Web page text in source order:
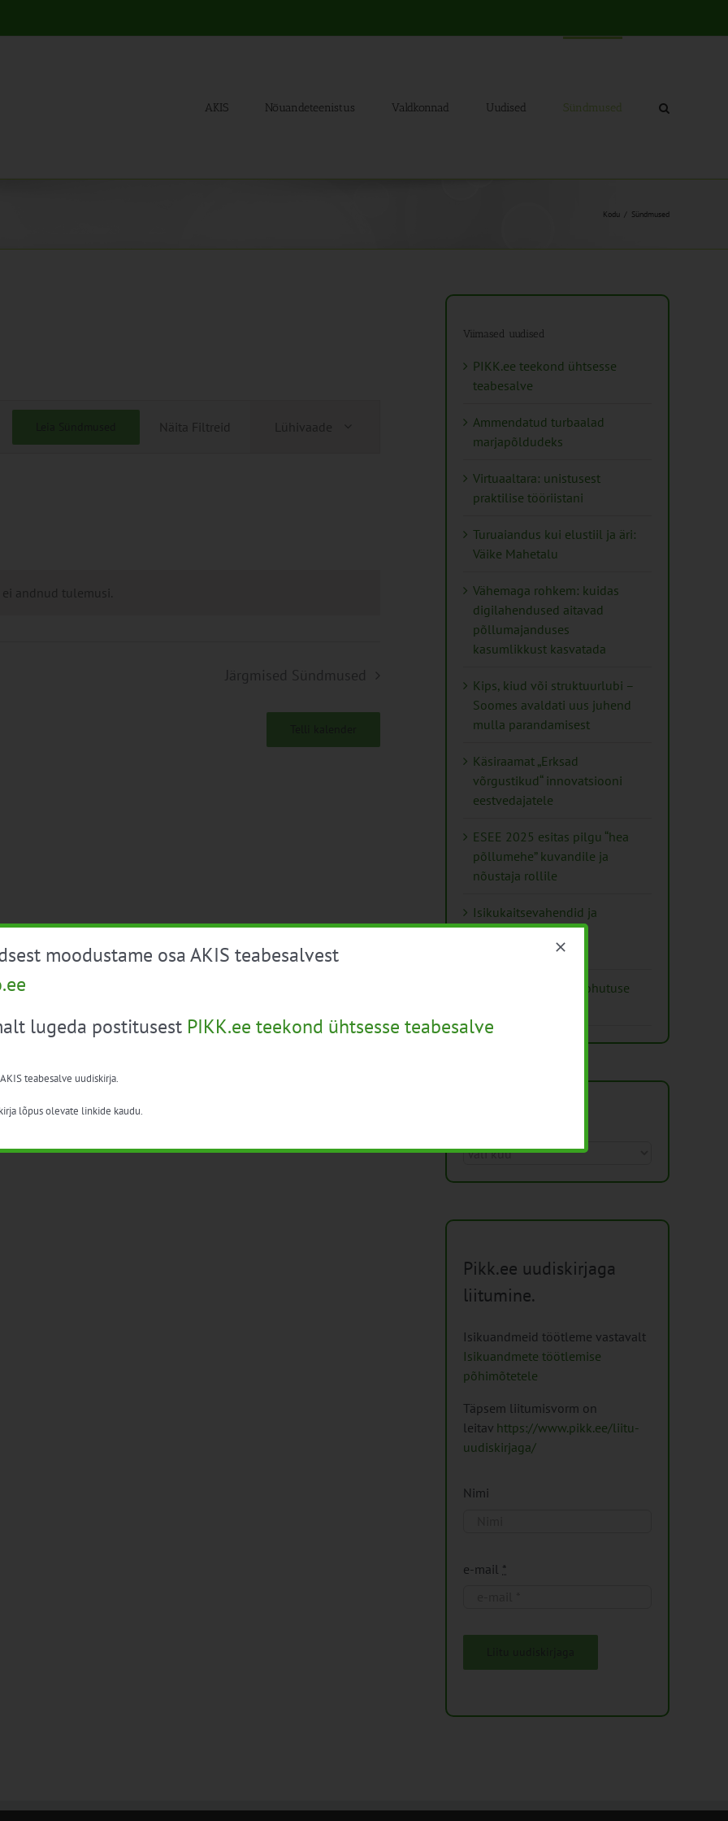
AKIS Nõuandeteenistus Valdkonnad Uudised Sündmused
Kodu Sündmused
andnud tulemusi.
Näita Filtreid
Views
Lühivaade
Järgmised Sündmused
Viimased uudised
PIKK.ee teekond ühtsesse
teabesalve
Ammendatud turbaalad
marjapõldudeks
Virtuaaltara: unistusest
praktilise tööriistani
Turuaiandus kui elustiil ja äri:
Väike Mahetalu
Vähemaga rohkem: kuidas
digilahendused aitavad
põllumajanduses
kasumlikkust kasvatada
Kips, kiud või struktuurlubi –
Soomes avaldati uus juhend
mulla parandamisest
Käsiraamat „Erksad
võrgustikud“ innovatsiooni
eestvedajatele
ESEE 2025 esitas pilgu “hea
põllumehe” kuvandile ja
nõustaja rollile
Isikukaitsevahendid ja
ohutusnõuded
taimekaitsetöödel
Mida näitavad toiduohutuse
Arhiiv
Pikk.ee uudiskirjaga
liitumine.
Isikuandmeid töötleme vastavalt
Isikuandmete töötlemise
põhimõtetele
Täpsem liitumisvorm on
leitav https://www.pikk.ee/liitu-
uudiskirjaga/
Nimi
e-mail *
moodustame osa AKIS teabesalvest
lugeda postitusest PIKK.ee teekond ühtsesse teabesalve
teabesalve uudiskirja.
lõpus olevate linkide kaudu.